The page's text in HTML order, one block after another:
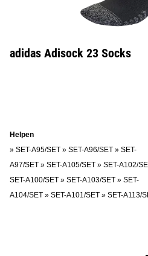
adidas Adisock 23 Socks
Helpen
» SET-A95/SET » SET-A96/SET » SET-
A97/SET » SET-A105/SET » SET-A102/
SET-A100/SET » SET-A103/SET » SET-
A104/SET » SET-A101/SET » SET-A113/